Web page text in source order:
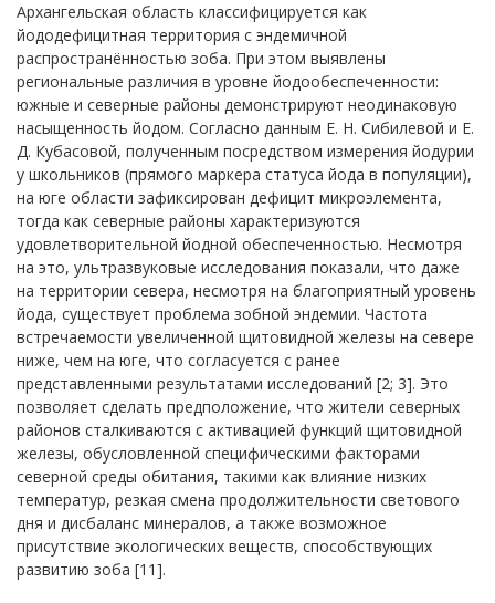
Архангельская область классифицируется как
йододефицитная территория с эндемичной
распространённостью зоба. При этом выявлены
региональные различия в уровне йодообеспеченности:
южные и северные районы демонстрируют неодинаковую
насыщенность йодом. Согласно данным Е. Н. Сибилевой и Е.
Д. Кубасовой, полученным посредством измерения йодурии
у школьников (прямого маркера статуса йода в популяции),
на юге области зафиксирован дефицит микроэлемента,
тогда как северные районы характеризуются
удовлетворительной йодной обеспеченностью. Несмотря
на это, ультразвуковые исследования показали, что даже
на территории севера, несмотря на благоприятный уровень
йода, существует проблема зобной эндемии. Частота
встречаемости увеличенной щитовидной железы на севере
ниже, чем на юге, что согласуется с ранее
представленными результатами исследований [2; 3]. Это
позволяет сделать предположение, что жители северных
районов сталкиваются с активацией функций щитовидной
железы, обусловленной специфическими факторами
северной среды обитания, такими как влияние низких
температур, резкая смена продолжительности светового
дня и дисбаланс минералов, а также возможное
присутствие экологических веществ, способствующих
развитию зоба [11].